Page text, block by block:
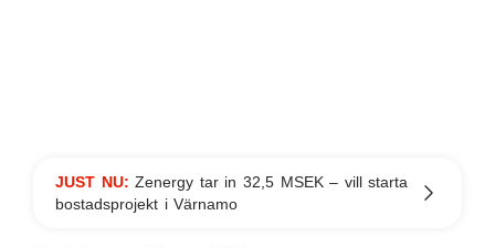
JUST NU:Zenergy tar in 32,5 MSEK – vill starta
bostadsprojekt i Värnamo